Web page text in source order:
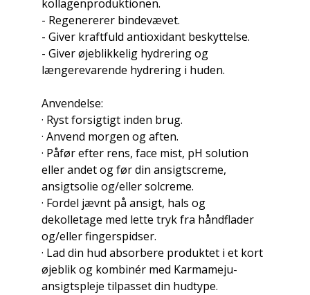
kollagenproduktionen.
- Regenererer bindevævet.
- Giver kraftfuld antioxidant beskyttelse.
- Giver øjeblikkelig hydrering og
længerevarende hydrering i huden.
Anvendelse:
· Ryst forsigtigt inden brug.
· Anvend morgen og aften.
· Påfør efter rens, face mist, pH solution
eller andet og før din ansigtscreme,
ansigtsolie og/eller solcreme.
· Fordel jævnt på ansigt, hals og
dekolletage med lette tryk fra håndflader
og/eller fingerspidser.
· Lad din hud absorbere produktet i et kort
øjeblik og kombinér med Karmameju-
ansigtspleje tilpasset din hudtype.